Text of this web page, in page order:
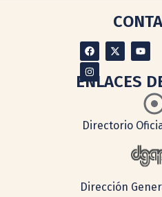
ENLACES
Directorio
Dirección